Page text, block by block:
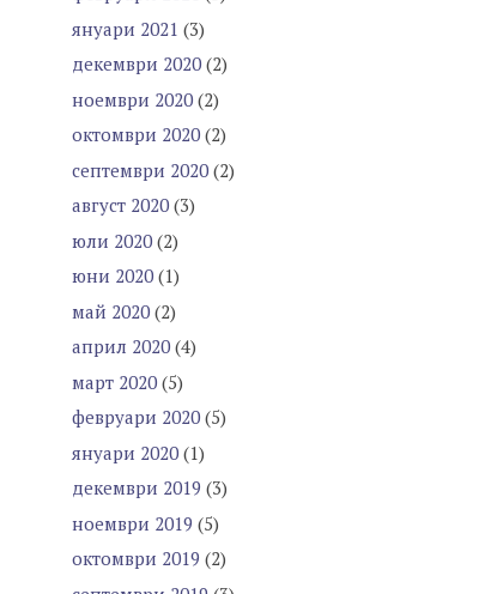
януари 2021 (3)
декември 2020 (2)
ноември 2020 (2)
октомври 2020 (2)
септември 2020 (2)
август 2020 (3)
юли 2020 (2)
юни 2020 (1)
май 2020 (2)
април 2020 (4)
март 2020 (5)
февруари 2020 (5)
януари 2020 (1)
декември 2019 (3)
ноември 2019 (5)
октомври 2019 (2)